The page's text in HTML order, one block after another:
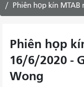
Phiên họp kín MTAB
Phiên họp
16/6/2020 -
Wong